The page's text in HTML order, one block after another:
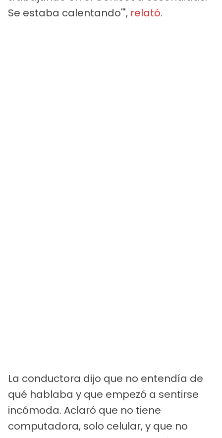
Se estaba calentando'", relató.
La conductora dijo que no entendía de
qué hablaba y que empezó a sentirse
incómoda. Aclaró que no tiene
computadora, solo celular, y que no